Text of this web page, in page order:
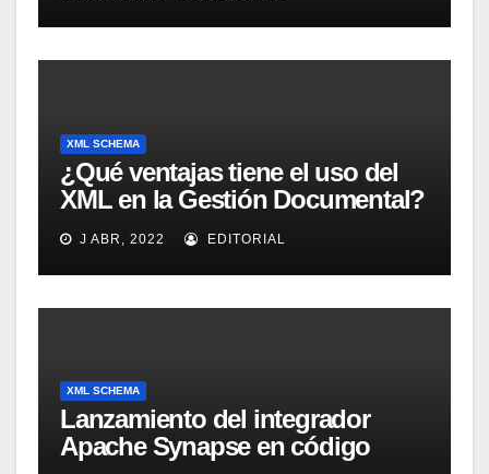
XML SCHEMA
¿Qué ventajas tiene el uso del
XML en la Gestión Documental?
J ABR, 2022 EDITORIAL
XML SCHEMA
Lanzamiento del integrador
Apache Synapse en código